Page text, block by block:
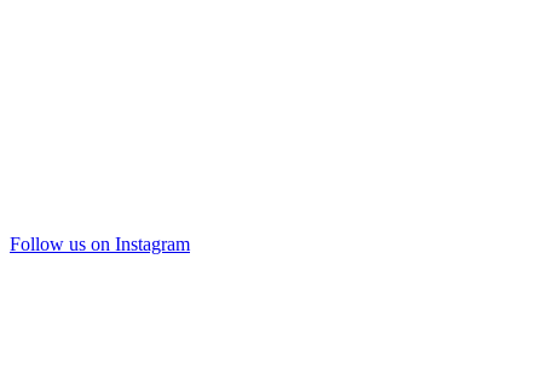
Follow us on Instagram